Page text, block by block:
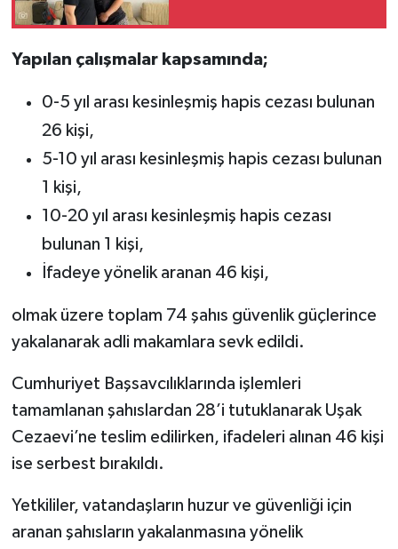
Yapılan çalışmalar kapsamında;
0-5 yıl arası kesinleşmiş hapis cezası bulunan
26 kişi,
5-10 yıl arası kesinleşmiş hapis cezası bulunan
1 kişi,
10-20 yıl arası kesinleşmiş hapis cezası
bulunan 1 kişi,
İfadeye yönelik aranan 46 kişi,
olmak üzere toplam 74 şahıs güvenlik güçlerince
yakalanarak adli makamlara sevk edildi.
Cumhuriyet Başsavcılıklarında işlemleri
tamamlanan şahıslardan 28’i tutuklanarak Uşak
Cezaevi’ne teslim edilirken, ifadeleri alınan 46 kişi
ise serbest bırakıldı.
Yetkililer, vatandaşların huzur ve güvenliği için
aranan şahısların yakalanmasına yönelik